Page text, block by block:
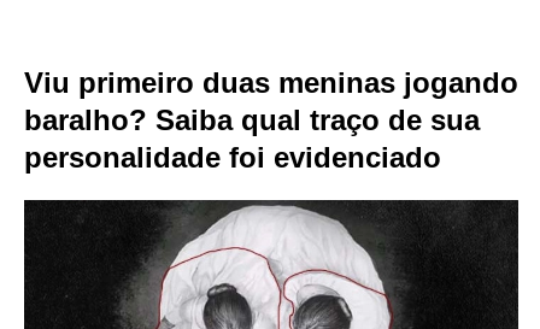
Viu primeiro duas meninas jogando
baralho? Saiba qual traço de sua
personalidade foi evidenciado